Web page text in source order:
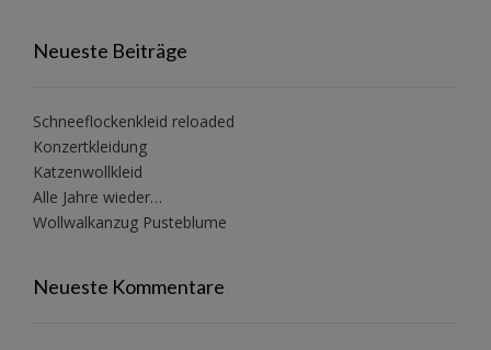
Neueste Beiträge
Schneeflockenkleid reloaded
Konzertkleidung
Katzenwollkleid
Alle Jahre wieder…
Wollwalkanzug Pusteblume
Neueste Kommentare